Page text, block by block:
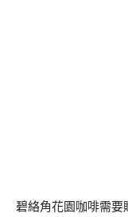
碧絡角花園咖啡需要